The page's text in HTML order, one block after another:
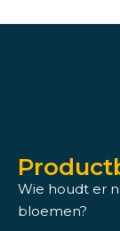
Wie houdt er
bloemen?